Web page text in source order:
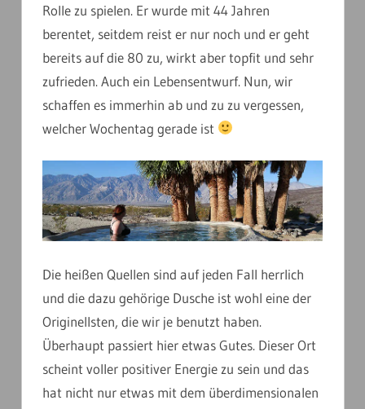
Rolle zu spielen. Er wurde mit 44 Jahren
berentet, seitdem reist er nur noch und er geht
bereits auf die 80 zu, wirkt aber topfit und sehr
zufrieden. Auch ein Lebensentwurf. Nun, wir
schaffen es immerhin ab und zu zu vergessen,
welcher Wochentag gerade ist
Die heißen Quellen sind auf jeden Fall herrlich
und die dazu gehörige Dusche ist wohl eine der
Originellsten, die wir je benutzt haben.
Überhaupt passiert hier etwas Gutes. Dieser Ort
scheint voller positiver Energie zu sein und das
hat nicht nur etwas mit dem überdimensionalen